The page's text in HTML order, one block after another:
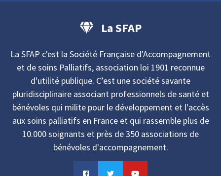
La SFAP
La SFAP c'est la Société Française d'Accompagnement
et de soins Palliatifs, association loi 1901 reconnue
d'utilité publique. C’est une société savante
pluridisciplinaire associant professionnels de santé et
bénévoles qui milite pour le développement et l'accès
aux soins palliatifs en France et qui rassemble plus de
10.000 soignants et près de 350 associations de
bénévoles d'accompagnement.